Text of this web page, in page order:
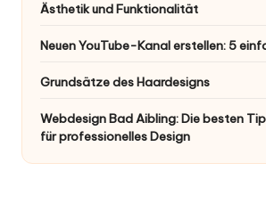
Ästhetik und Funktionalität
Neuen YouTube-Kanal erstellen: 5
Grundsätze des Haardesigns
Webdesign Bad Aibling: Die besten
für professionelles Design